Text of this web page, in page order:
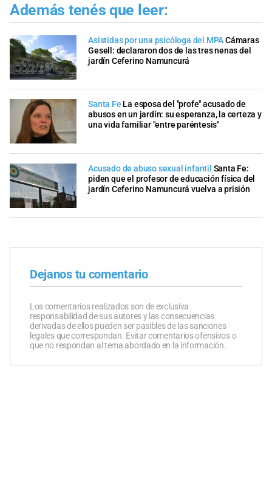
Además tenés que leer:
Asistidas por una psicóloga del MPACámaras
Gesell: declararon dos de las tres nenas del
jardín Ceferino Namuncurá
Santa Fe La esposa del "profe" acusado de
abusos en un jardín: su esperanza, la certeza y
una vida familiar "entre paréntesis"
Acusado de abuso sexual infantil Santa Fe:
piden que el profesor de educación física del
jardín Ceferino Namuncurá vuelva a prisión
Dejanos tu comentario
Los comentarios realizados son de exclusiva
responsabilidad de sus autores y las consecuencias
derivadas de ellos pueden ser pasibles de las sanciones
legales que correspondan. Evitar comentarios ofensivos o
que no respondan al tema abordado en la información.